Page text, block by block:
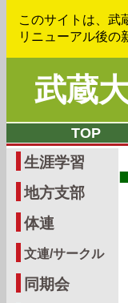
このサイトは、武
リニューアル後の
武蔵
TOP
生涯学習
地方支部
体連
文連/サークル
同期会